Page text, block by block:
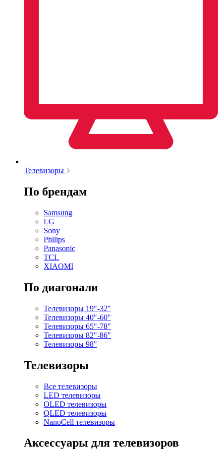
Телевизоры
По брендам
Samsung
LG
Sony
Philips
Panasonic
TCL
XIAOMI
По диагонали
Телевизоры 19"-32"
Телевизоры 40"-60"
Телевизоры 65"-78"
Телевизоры 82"-86"
Телевизоры 98"
Телевизоры
Все телевизоры
LED телевизоры
OLED телевизоры
QLED телевизоры
NanoCell телевизоры
Аксессуары для телевизоров